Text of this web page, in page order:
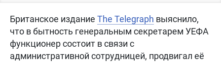
Британское издание The Telegraph выяснило,
что в бытность генеральным секретарем УЕФА
функционер состоит в связи с
административной сотрудницей, продвигал её